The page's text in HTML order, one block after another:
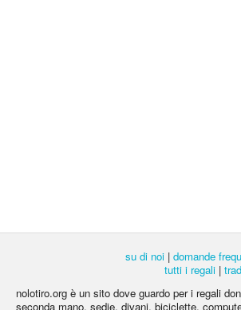
su di noi | domande
tutti i regali |
nolotiro.org è un sito dove guardo per i regali
seconda mano, sedie, divani, biciclette,